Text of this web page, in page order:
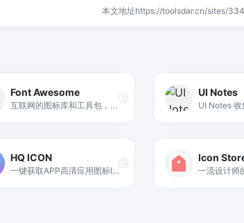
本文地址https://toolsdar.cn/sites/
Font Awesome
互联网的图标库和工具包，被数百万设计师、开发人员和内容创建者使用。
UI Notes
HQ ICON
一键获取APP高清应用图标logo，快捷获取APP应用图标。
lcon
一流设计师